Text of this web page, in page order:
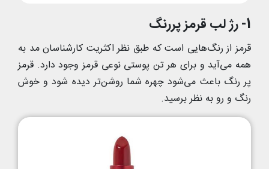
1- رژ لب قرمز پررنگ
قرمز از رنگ‌هایی است که طبق نظر اکثریت کارشناسان مد به
همه می‌آید و برای هر تن پوستی نوعی قرمز وجود دارد. قرمز
پر رنگ باعث می‌شود چهره شما روشن‌تر دیده شود و خوش
رنگ و رو به نظر برسید.